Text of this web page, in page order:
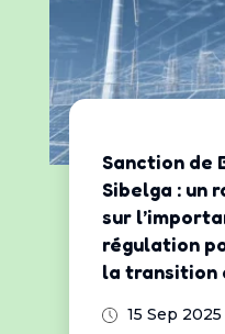
Sanction de
Sibelga : un
sur
régulation
la transition
15 Sep 2025